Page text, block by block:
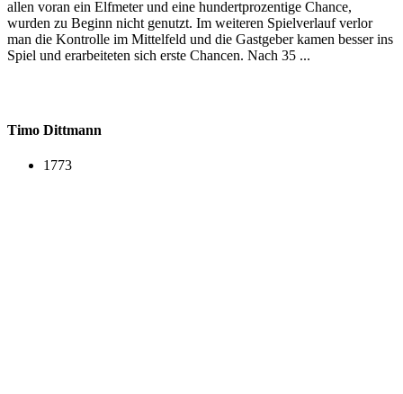
allen voran ein Elfmeter und eine hundertprozentige Chance,
wurden zu Beginn nicht genutzt. Im weiteren Spielverlauf verlor
man die Kontrolle im Mittelfeld und die Gastgeber kamen besser ins
Spiel und erarbeiteten sich erste Chancen. Nach 35 ...
Timo Dittmann
1773